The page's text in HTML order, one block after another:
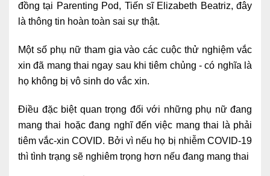
Nhà thuốc GPP
Dịch vụ Y tế gia đình – MEDI-HOME
Bảo lãnh viện phí HỎI ĐÁP
đồng tại Parenting Pod, Tiến sĩ Elizabeth Beatriz, đây
là thông tin hoàn toàn sai sự thật.
Một số phụ nữ tham gia vào các cuộc thử nghiệm vắc
xin đã mang thai ngay sau khi tiêm chủng - có nghĩa là
họ không bị vô sinh do vắc xin.
Điều đặc biệt quan trọng đối với những phụ nữ đang
mang thai hoặc đang nghĩ đến việc mang thai là phải
tiêm vắc-xin COVID. Bởi vì nếu họ bị nhiễm COVID-19
thì tình trạng sẽ nghiêm trọng hơn nếu đang mang thai